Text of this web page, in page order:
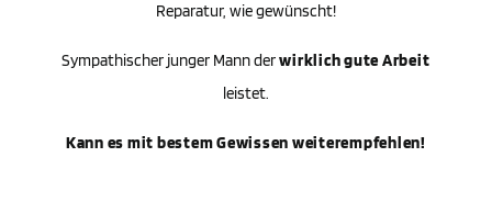
Reparatur, wie gewünscht!
Sympathischer junger Mann derwirklich gute Arbeit
leistet.
Kann es mit bestem Gewissen weiterempfehlen!